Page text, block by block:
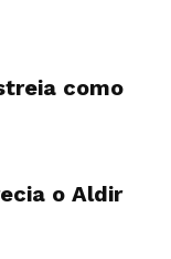
como
o Aldir